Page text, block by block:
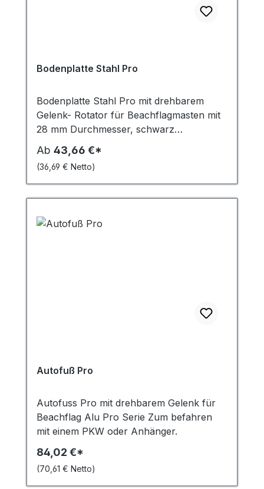
Bodenplatte Stahl Pro
Bodenplatte Stahl Pro mit drehbarem
Gelenk- Rotator für Beachflagmasten mit
28 mm Durchmesser, schwarz
pulverbeschichtet mit 4 Gummifüssen. Für
Beachflags der Alu Pro Serie - 6 KG, 12
KG, 20 KG Geeignet alle graden
Untergründe.
Ab 43,66 €*
(36,69 € Netto)
Autofuß Pro
Autofuss Pro mit drehbarem Gelenk für
Beachflag Alu Pro Serie Zum befahren
mit einem PKW oder Anhänger.
84,02 €*
(70,61 € Netto)